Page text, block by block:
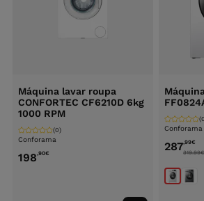
Máquina lavar roupa
CONFORTEC CF6210D 6kg
1000 RPM
Conforama
(0)
198,90€
Conforama
287,99€
319.99€